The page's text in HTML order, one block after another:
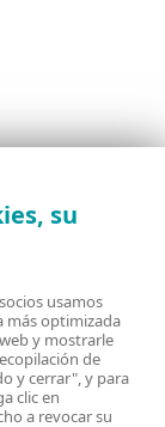
su
usamos
más optimizada
y mostrarle
de
y cerrar", y para
clic en
a revocar su